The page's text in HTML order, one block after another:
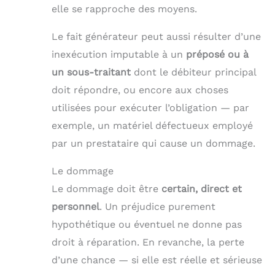
elle se rapproche des moyens.
Le fait générateur peut aussi résulter d’une
inexécution imputable à un préposé ou à
un sous-traitant dont le débiteur principal
doit répondre, ou encore aux choses
utilisées pour exécuter l’obligation — par
exemple, un matériel défectueux employé
par un prestataire qui cause un dommage.
Le dommage
Le dommage doit être certain, direct et
personnel. Un préjudice purement
hypothétique ou éventuel ne donne pas
droit à réparation. En revanche, la perte
d’une chance — si elle est réelle et sérieuse